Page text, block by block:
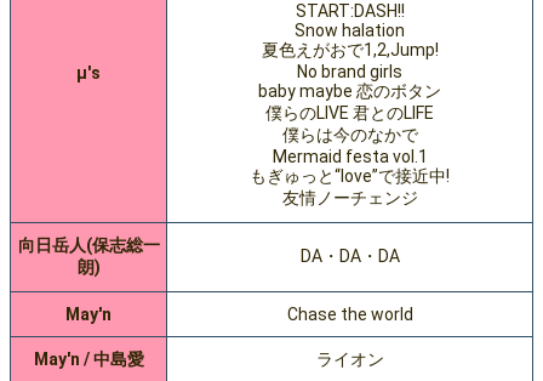
μ's
START:DASH!!
Snow halation
夏色えがおで1,2,Jump!
No brand girls
baby maybe 恋のボタン
僕らのLIVE 君とのLIFE
僕らは今のなかで
Mermaid festa vol.1
もぎゅっと“love”で接近中!
友情ノーチェンジ
向日岳人(保志総一
朗)
DA・DA・DA
May'n Chase the world
May'n / 中島愛 ライオン